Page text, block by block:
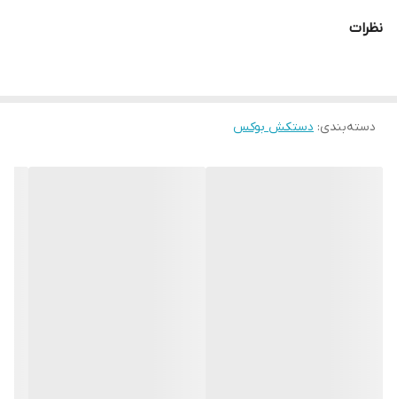
راحتی انگشتان دست هنگام استفاده و سهولت در انجام ضربان ورزشی از
نظرات
دسته‌بندی: دستکش بوکس